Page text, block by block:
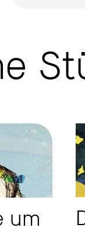
um